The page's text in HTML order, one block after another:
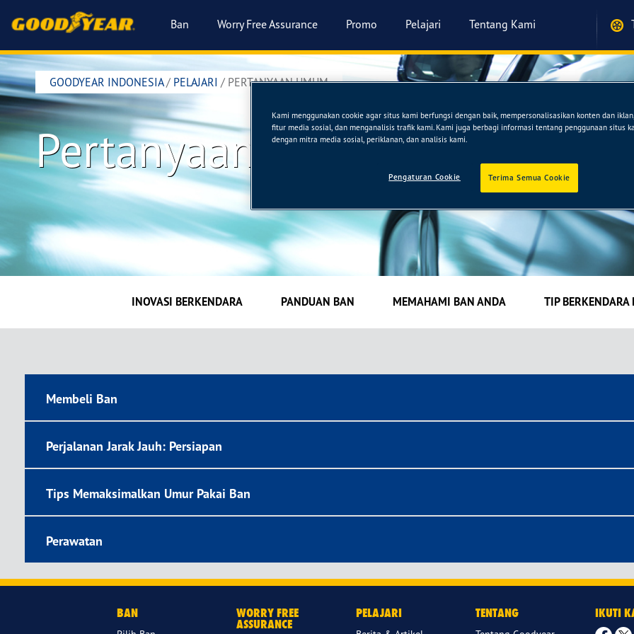
Ban Worry Free Assurance Promo Pelajari Tentang Kami
GOODYEAR INDONESIA/ PELAJARI / PERTANYAAN UMUM
Pertanyaan Umum
INOVASI BERKENDARA PANDUAN BAN MEMAHAMI BAN ANDA TIP
Membeli Ban
Perjalanan Jarak Jauh: Persiapan
Tips Memaksimalkan Umur Pakai Ban
Perawatan
BAN WORRY FREE
ASSURANCE
PELAJARI TENTANG IKUTI
Kami menggunakan cookie agar situs kami berfungsi dengan baik, mempersonalisasikan konten dan
fitur media sosial, dan menganalisis trafik kami. Kami juga berbagi informasi tentang penggunaan situs
dengan mitra media sosial, periklanan, dan analisis kami.
Terima Semua Cookie
Pengaturan Cookie